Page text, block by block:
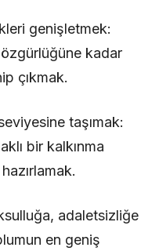
genişletmek:
kadar
çıkmak.
taşımak:
bir kalkınma
adaletsizliğe
en geniş